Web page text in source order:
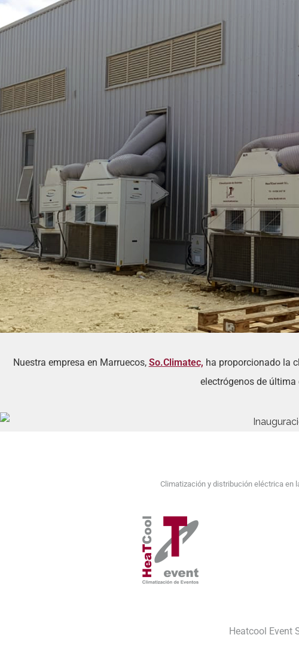
Nuestra empresa en Marruecos, So.Climatec, ha proporcionado la
electrógenos de última
Climatización y distribución eléctrica en
Heatcool Event